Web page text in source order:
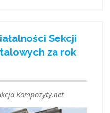
Sekcji
za rok
Kompozyty.net